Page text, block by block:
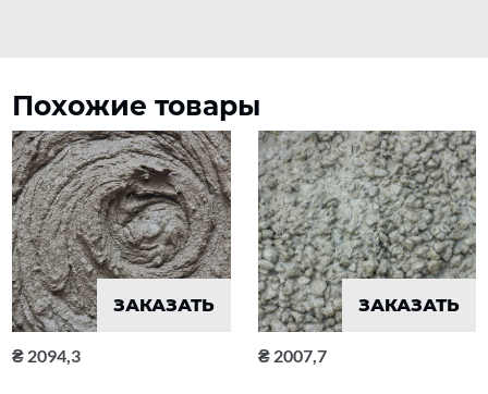
Похожие товары
ЗАКАЗАТЬ
2094,3
ЗАКАЗАТЬ
2007,7